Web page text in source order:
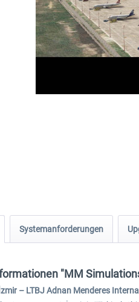
Systemanforderungen
"MM
– LTBJ Adnan Menderes